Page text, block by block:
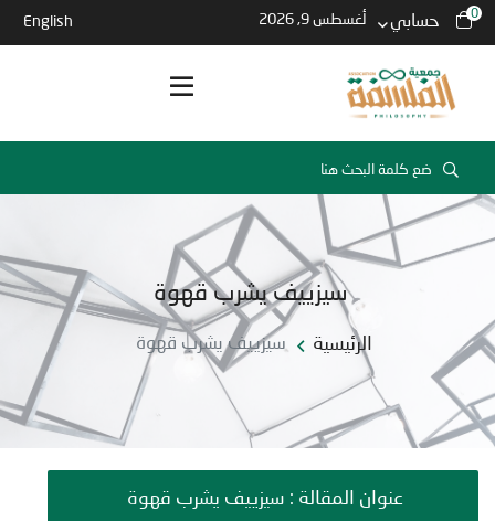
0 حسابي أغسطس 9, 2026 English
سيزييف يشرب قهوة
الرئيسية سيزييف يشرب قهوة
عنوان المقالة : سيزييف يشرب قهوة